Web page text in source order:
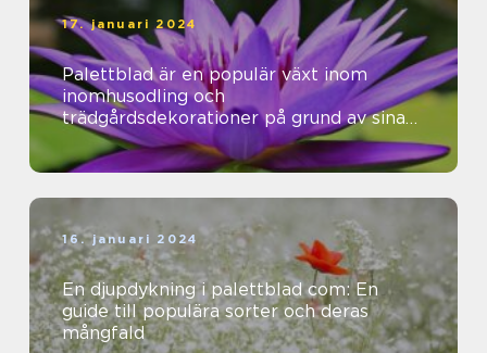
17. januari 2024
Palettblad är en populär växt inom
inomhusodling och
trädgårdsdekorationer på grund av sina
vackra färger och mönster
16. januari 2024
En djupdykning i palettblad com: En
guide till populära sorter och deras
mångfald